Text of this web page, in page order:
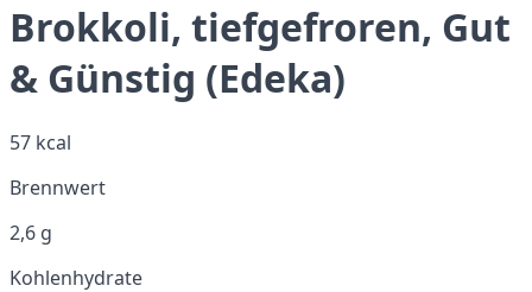
Brokkoli, tiefgefroren, Gut
& Günstig (Edeka)
57 kcal
Brennwert
2,6 g
Kohlenhydrate